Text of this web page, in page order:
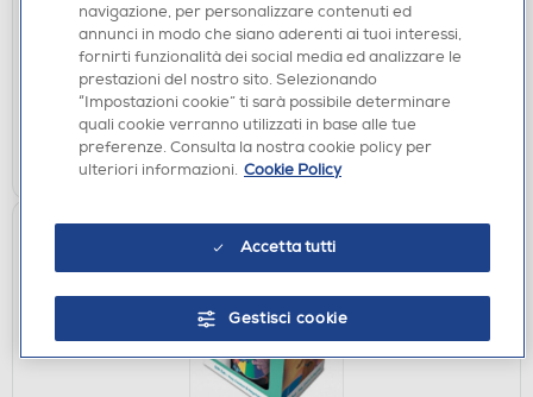
€ 2,90
Acquisto online:disponibile
Ritiro in negozio in 30' gratuito:verifica
AGGIUNGI
navigazione, per personalizzare contenuti ed
annunci in modo che siano aderenti ai tuoi interessi,
fornirti funzionalità dei social media ed analizzare le
prestazioni del nostro sito. Selezionando
“Impostazioni cookie” ti sarà possibile determinare
quali cookie verranno utilizzati in base alle tue
preferenze. Consulta la nostra cookie policy per
ulteriori informazioni. Cookie Policy
Accetta tutti
Gestisci cookie